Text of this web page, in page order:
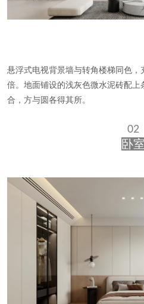
悬浮式电视背景墙与转角楼梯同色
倍。地面铺设的浅灰色微水泥砖配
合，方与圆各得其所。
02
卧室